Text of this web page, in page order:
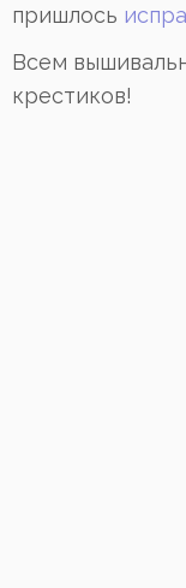
пришлось
Всем
крестиков!